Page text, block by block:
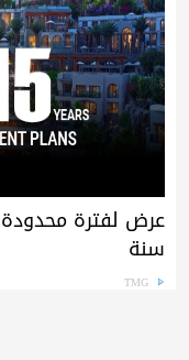
سنة
TMG